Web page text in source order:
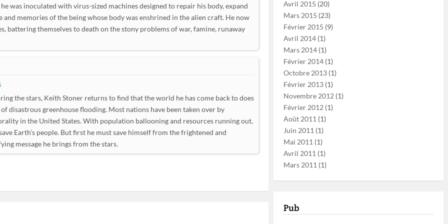
was inoculated with virus-sized machines designed to repair his body, expand
memories of the being whose body was enshrined in the alien craft. He now
battering themselves to death on the stony problems of war, famine, runaway
the stars, Keith Stoner returns to find that the world he has come back to does
disastrous greenhouse flooding. Most nations have been taken over by
in the United States. With population ballooning and resources running out,
Earth’s people. But first he must save himself from the frightened and
message he brings from the stars.
Avril 2015 (20)
Mars 2015 (23)
Février 2015 (9)
Avril 2014 (1)
Mars 2014 (1)
Février 2014 (1)
Octobre 2013 (1)
Février 2013 (1)
Novembre 2012 (1)
Février 2012 (1)
Août 2011 (1)
Juin 2011 (1)
Mai 2011 (1)
Avril 2011 (1)
Mars 2011 (1)
Pub